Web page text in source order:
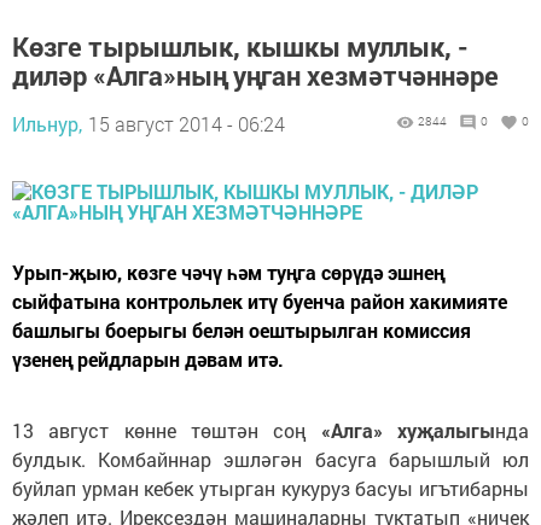
Көзге тырышлык, кышкы муллык, -
диләр «Алга»ның уңган хезмәтчәннәре
Ильнур, 15 август 2014 - 06:24 2844 0 0
Урып-җыю, көзге чәчү һәм туңга сөрүдә эшнең
сыйфатына контрольлек итү буенча район хакимияте
башлыгы боерыгы белән оештырылган комиссия
үзенең рейдларын дәвам итә.
13 август көнне төштән соң «Алга» хуҗалыгында
булдык. Комбайннар эшләгән басуга барышлый юл
буйлап урман кебек утырган кукуруз басуы игътибарны
җәлеп итә. Ирексездән машиналарны туктатып «ничек